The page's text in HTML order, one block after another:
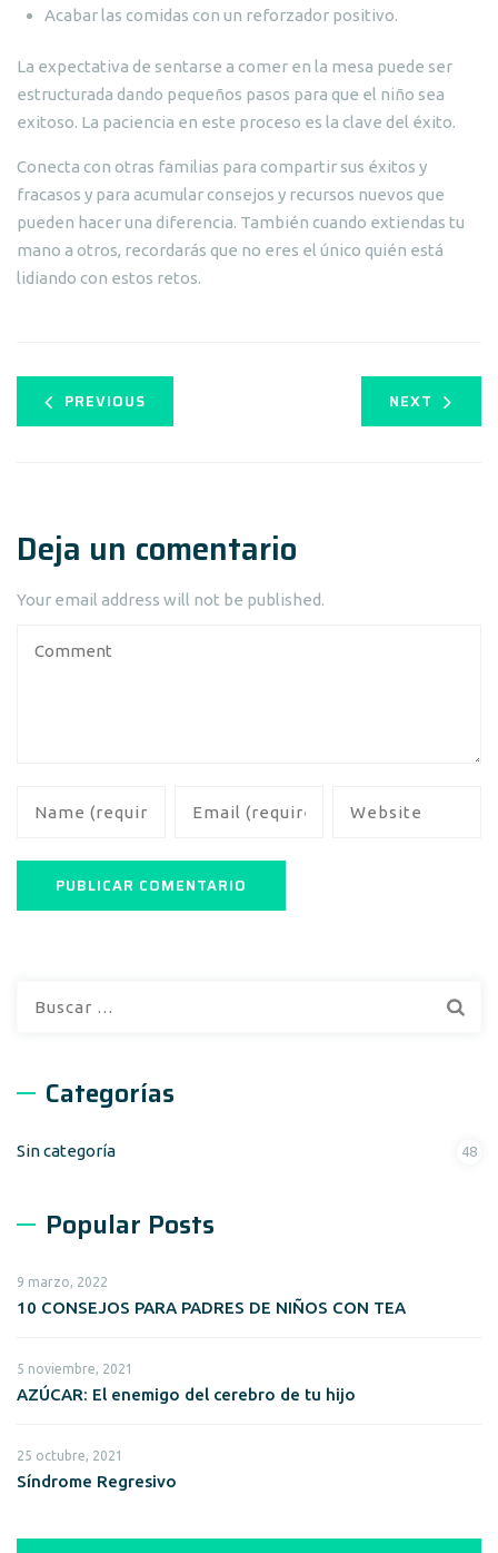
Acabar las comidas con un reforzador positivo.
La expectativa de sentarse a comer en la mesa puede ser
estructurada dando pequeños pasos para que el niño sea
exitoso. La paciencia en este proceso es la clave del éxito.
Conecta con otras familias para compartir sus éxitos y
fracasos y para acumular consejos y recursos nuevos que
pueden hacer una diferencia. También cuando extiendas tu
mano a otros, recordarás que no eres el único quién está
lidiando con estos retos.
PREVIOUS NEXT
Deja un comentario
Your email address will not be published.
Categorías
Sin categoría 48
Popular Posts
9 marzo, 2022
10 CONSEJOS PARA PADRES DE NIÑOS CON TEA
5 noviembre, 2021
AZÚCAR: El enemigo del cerebro de tu hijo
25 octubre, 2021
Síndrome Regresivo